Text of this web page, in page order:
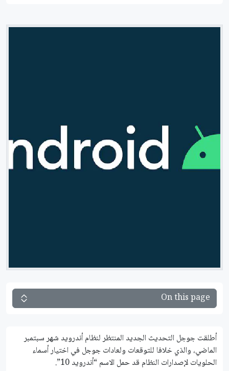
On this page
أطلقت جوجل التحديث الجديد المنتظر لنظام أندرويد شهر سبتمبر
الماضي، والذي خلافا للتوقعات ولعادات جوجل في اختيار أسماء
الحلويات لإصدارات النظام قد حمل الاسم “أندرويد 10”.